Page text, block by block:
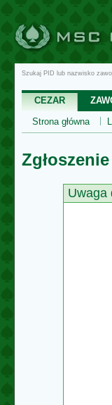
Szukaj PID lub nazwisko
CEZAR
Strona główna
Uwaga